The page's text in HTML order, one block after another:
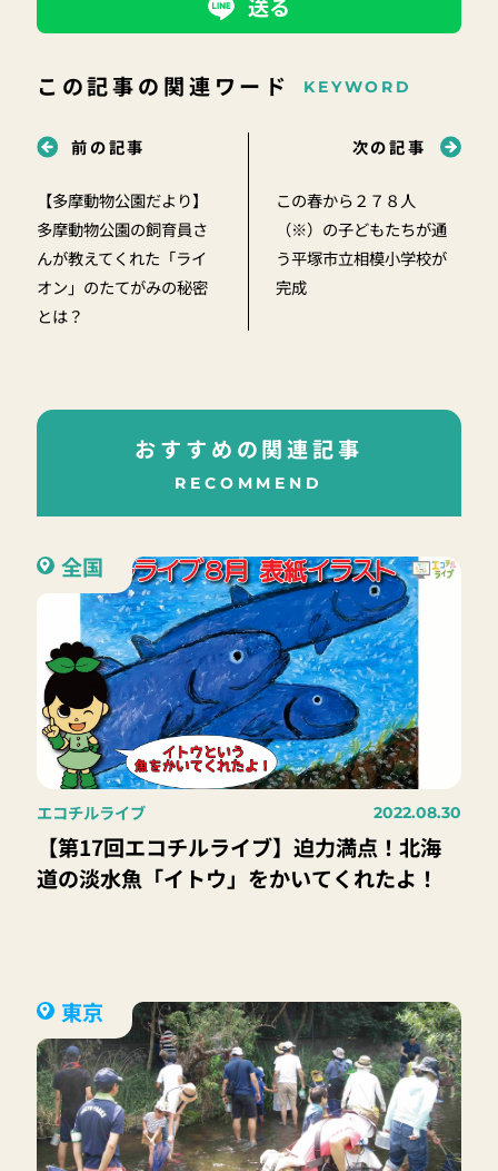
送る
この記事の関連ワード KEYWORD
前の記事
【多摩動物公園だより】
多摩動物公園の飼育員さ
んが教えてくれた「ライ
オン」のたてがみの秘密
とは？
次の記事
この春から２７８人
（※）の子どもたちが通
う平塚市立相模小学校が
完成
おすすめの関連記事
RECOMMEND
全国
エコチルライブ 2022.08.30
【第17回エコチルライブ】迫力満点！北海
道の淡水魚「イトウ」をかいてくれたよ！
東京